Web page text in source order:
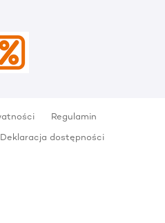
Regulamin
Deklaracja dostępności